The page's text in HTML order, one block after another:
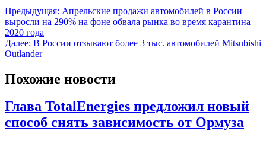
Предыдущая: Апрельские продажи автомобилей в России
выросли на 290% на фоне обвала рынка во время карантина
2020 года
Далее: В России отзывают более 3 тыс. автомобилей Mitsubishi
Outlander
Похожие новости
Глава TotalEnergies предложил новый
способ снять зависимость от Ормуза